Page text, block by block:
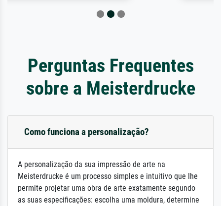
Perguntas Frequentes
sobre a Meisterdrucke
Como funciona a personalização?
A personalização da sua impressão de arte na
Meisterdrucke é um processo simples e intuitivo que lhe
permite projetar uma obra de arte exatamente segundo
as suas especificações: escolha uma moldura, determine